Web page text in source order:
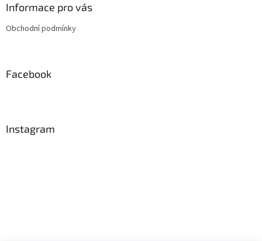
Informace pro vás
Obchodní podmínky
Facebook
Instagram